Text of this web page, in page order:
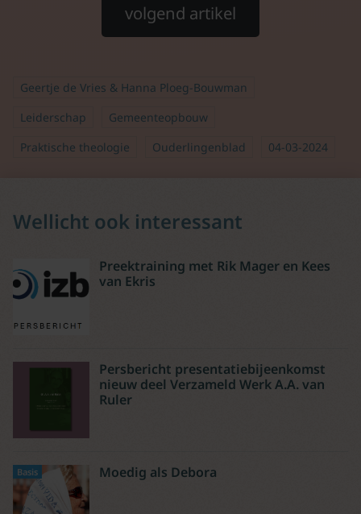
volgend artikel
Geertje de Vries & Hanna Ploeg-Bouwman
Leiderschap
Gemeenteopbouw
Praktische theologie
Ouderlingenblad 04-03-2024
Wellicht ook interessant
Preektraining met Rik Mager en Kees
van Ekris
Persbericht presentatiebijeenkomst
nieuw deel Verzameld Werk A.A. van
Ruler
Basis Moedig als Debora